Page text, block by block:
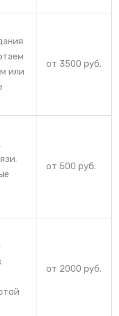
или
от 3500 руб.
от 500 руб.
от 2000 руб.